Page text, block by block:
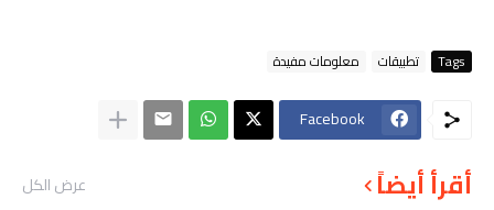
Tags تطبيقات معلومات مفيدة
Facebook
أقرأ أيضاً عرض الكل